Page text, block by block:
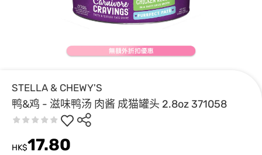
STELLA & CHEWY'S
鸭&鸡 - 滋味鸭汤 肉酱 成猫罐头 2.8oz 371058
HK$17.80